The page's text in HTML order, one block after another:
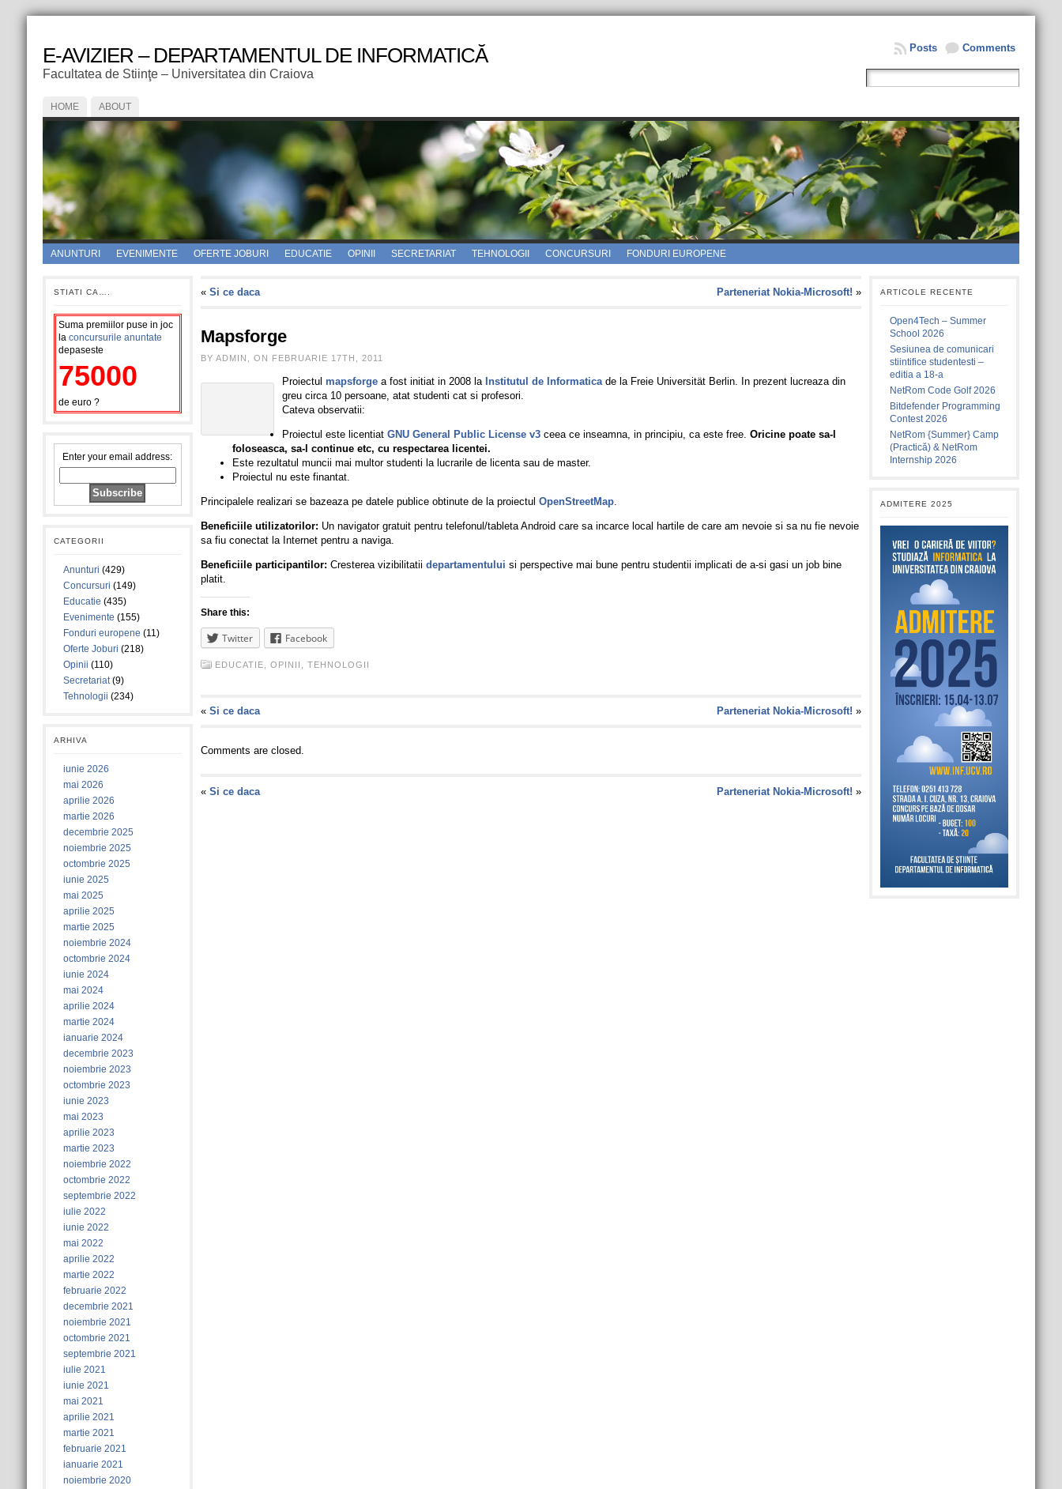
E-AVIZIER – DEPARTAMENTUL DE INFORMATICĂ
Facultatea de Stiinţe – Universitatea din Craiova
Comments
Posts
HOME ABOUT
ANUNTURI EVENIMENTE OFERTE JOBURI EDUCATIE OPINII SECRETARIAT TEHNOLOGII CONCURSURI FONDURI EUROPENE
STIATI CA….
Suma premiilor puse in joc
la concursurile anuntate
depaseste
75000
de euro ?
Enter your email address:
CATEGORII
Anunturi (429)
Concursuri (149)
Educatie (435)
Evenimente (155)
Fonduri europene (11)
Oferte Joburi (218)
Opinii (110)
Secretariat(9)
Tehnologii (234)
ARHIVA
iunie 2026
mai 2026
aprilie 2026
martie 2026
decembrie 2025
noiembrie 2025
octombrie 2025
iunie 2025
mai 2025
aprilie 2025
martie 2025
noiembrie 2024
octombrie 2024
iunie 2024
mai 2024
aprilie 2024
martie 2024
ianuarie 2024
decembrie 2023
noiembrie 2023
octombrie 2023
iunie 2023
mai 2023
aprilie 2023
martie 2023
noiembrie 2022
octombrie 2022
septembrie 2022
iulie 2022
iunie 2022
mai 2022
aprilie 2022
martie 2022
februarie 2022
decembrie 2021
noiembrie 2021
octombrie 2021
septembrie 2021
iulie 2021
iunie 2021
mai 2021
aprilie 2021
martie 2021
februarie 2021
ianuarie 2021
noiembrie 2020
« Si ce daca Parteneriat Nokia-Microsoft! »
Mapsforge
BY ADMIN, ON FEBRUARIE 17TH, 2011
Proiectul mapsforgea fost initiat in 2008 la Institutul de Informaticade la Freie Universität Berlin. In prezent lucreaza din
greu circa 10 persoane, atat studenti cat si profesori.
Cateva observatii:
Proiectul este licentiat GNU General Public License v3ceea ce inseamna, in principiu, ca este free. Oricine poate sa-l
foloseasca, sa-l continue etc, cu respectarea licentei.
Este rezultatul muncii mai multor studenti la lucrarile de licenta sau de master.
Proiectul nu este finantat.
Principalele realizari se bazeaza pe datele publice obtinute de la proiectul OpenStreetMap.
Beneficiile utilizatorilor: Un navigator gratuit pentru telefonul/tableta Android care sa incarce local hartile de care am nevoie si sa nu fie nevoie
sa fiu conectat la Internet pentru a naviga.
Beneficiile participantilor: Cresterea vizibilitatii departamentului si perspective mai bune pentru studentii implicati de a-si gasi un job bine
platit.
Share this:
Twitter Facebook
EDUCATIE OPINII TEHNOLOGII
« Si ce daca Parteneriat Nokia-Microsoft! »
Comments are closed.
« Si ce daca Parteneriat Nokia-Microsoft! »
ARTICOLE RECENTE
Open4Tech – Summer
School 2026
Sesiunea de comunicari
stiintifice studentesti –
editia a 18-a
NetRom Code Golf 2026
Bitdefender Programming
Contest 2026
NetRom {Summer} Camp
(Practică) & NetRom
Internship 2026
ADMITERE 2025